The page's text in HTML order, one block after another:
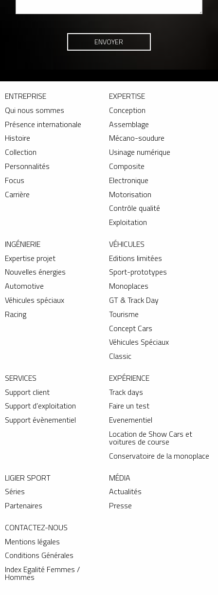
ENTREPRISE
Qui nous sommes
Présence internationale
Histoire
Collection
Personnalités
Focus
Carrière
EXPERTISE
Conception
Assemblage
Mécano-soudure
Usinage numérique
Composite
Electronique
Motorisation
Contrôle qualité
Exploitation
INGÉNIERIE
Expertise projet
Nouvelles énergies
Automotive
Véhicules spéciaux
Racing
VÉHICULES
Editions limitées
Sport-prototypes
Monoplaces
GT & Track Day
Tourisme
Concept Cars
Véhicules Spéciaux
Classic
SERVICES
Support client
Support d’exploitation
Support évènementiel
EXPÉRIENCE
Track days
Faire un test
Evenementiel
Location de Show Cars et
voitures de course
Conservatoire de la monoplace
LIGIER SPORT
Séries
Partenaires
MÉDIA
Actualités
Presse
CONTACTEZ-NOUS
Mentions légales
Conditions Générales
Index Egalité Femmes /
Hommes